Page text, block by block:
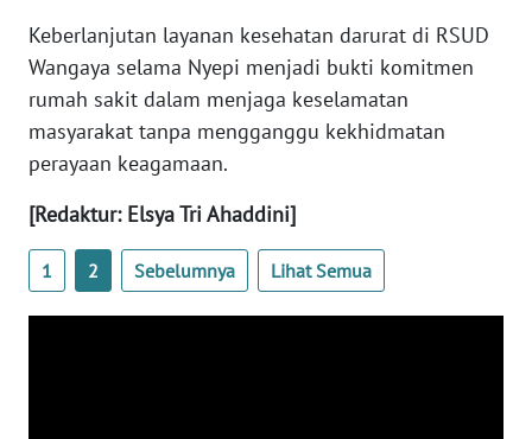
Keberlanjutan layanan kesehatan darurat di RSUD
Wangaya selama Nyepi menjadi bukti komitmen
rumah sakit dalam menjaga keselamatan
masyarakat tanpa mengganggu kekhidmatan
perayaan keagamaan.
[Redaktur: Elsya Tri Ahaddini]
1 2 Sebelumnya Lihat Semua
WN
JABAR
WN
BANTEN
WN